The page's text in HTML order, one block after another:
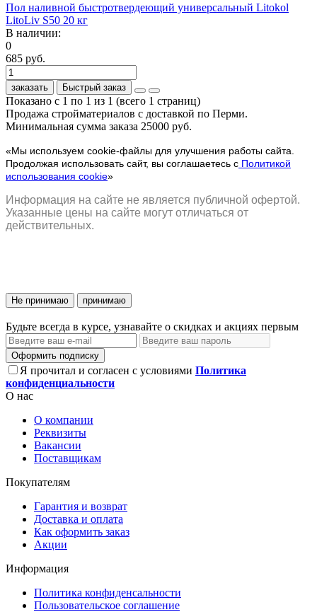
Пол наливной быстротвердеющий универсальный Litokol
LitoLiv S50 20 кг
В наличии:
0
685 руб.
заказать Быстрый заказ
Показано с 1 по 1 из 1 (всего 1 страниц)
Продажа стройматериалов с доставкой по Перми.
Минимальная сумма заказа 25000 руб.
«Мы используем cookie-файлы для улучшения работы сайта.
Продолжая использовать сайт, вы соглашаетесь с Политикой
использования cookie»
Информация на сайте не является публичной офертой.
Указанные цены на сайте могут отличаться от
действительных.
Не принимаю принимаю
Будьте всегда в курсе, узнавайте о скидках и акциях первым
Оформить подписку
Я прочитал и согласен с условиями Политика
конфиденциальности
О нас
О компании
Реквизиты
Вакансии
Поставщикам
Покупателям
Гарантия и возврат
Доставка и оплата
Как оформить заказ
Акции
Информация
Политика конфиденсальности
Пользовательское соглашение